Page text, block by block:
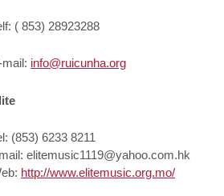
( 853) 28923288
mail: info@ruicunha.org
(853) 6233 8211
elitemusic1119@yahoo.com.hk
http://www.elitemusic.org.mo/